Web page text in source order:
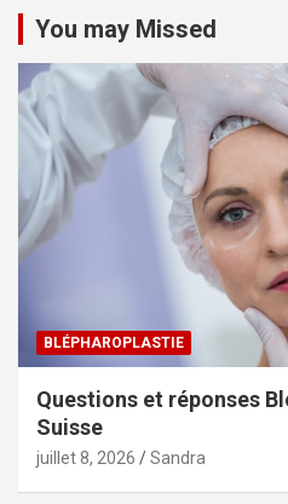
g
i
n
o
e
u
You may Missed
BLÉPHAROPLASTIE
Questions et réponses
Suisse
juillet 8, 2026 Sandra